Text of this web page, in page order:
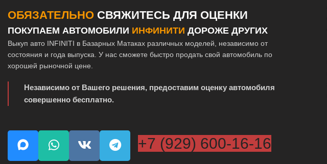
ОБЯЗАТЕЛЬНО СВЯЖИТЕСЬ ДЛЯ ОЦЕНКИ
ПОКУПАЕМ АВТОМОБИЛИ ИНФИНИТИ ДОРОЖЕ ДРУГИХ
Выкуп авто INFINITI в Базарных Матаках различных моделей, независимо от
состояния и года выпуска. У нас сможете быстро продать свой автомобиль по
хорошей рыночной цене.
Независимо от Вашего решения, предоставим оценку автомобиля
совершенно бесплатно.
+7 (929) 600-16-16